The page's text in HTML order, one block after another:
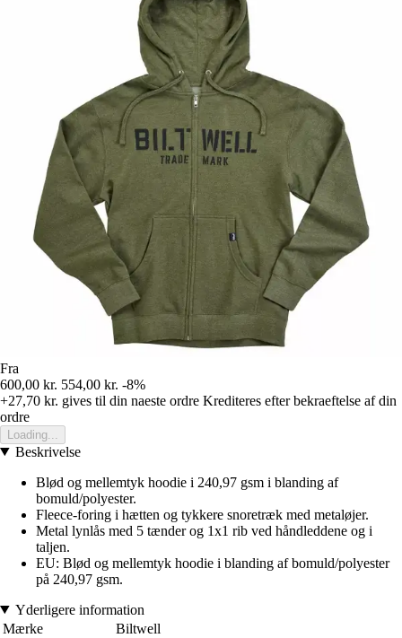
Fra
600,00 kr. 554,00 kr. -8%
+27,70 kr. gives til din naeste ordre Krediteres efter bekraeftelse af din
ordre
Loading...
Beskrivelse
Blød og mellemtyk hoodie i 240,97 gsm i blanding af
bomuld/polyester.
Fleece-foring i hætten og tykkere snoretræk med metaløjer.
Metal lynlås med 5 tænder og 1x1 rib ved håndleddene og i
taljen.
EU: Blød og mellemtyk hoodie i blanding af bomuld/polyester
på 240,97 gsm.
Yderligere information
Mærke
Biltwell